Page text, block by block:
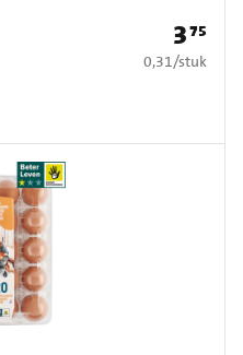
Prijs: €
375
€ 0,31 per stuk
0,31/stuk